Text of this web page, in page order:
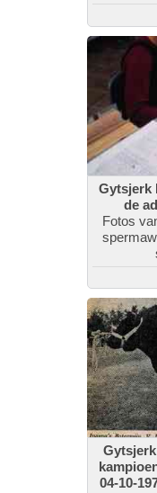
Gytsjerk
de
Fotos
04-10-